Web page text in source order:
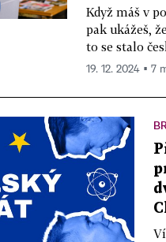
Když máš v
pak ukážeš,
to se stalo
19. 12. 2024 ▪ 7